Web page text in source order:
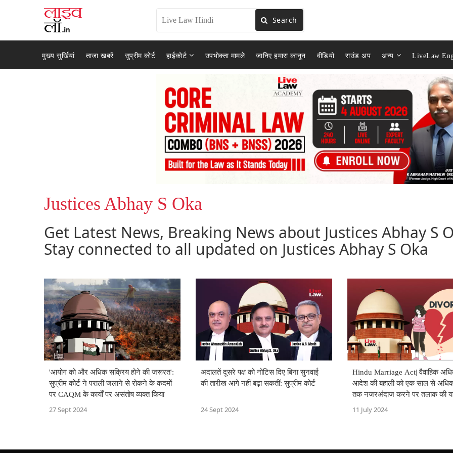
Search
मुख्य सुर्खियां ताजा खबरें सुप्रीम कोर्ट हाईकोर्ट उपभोक्ता मामले जानिए हमारा कानून वीडियो राउंड अप अन्य LiveLaw
Justices Abhay S Oka
Get Latest News, Breaking News about Justices Abhay S
Stay connected to all updated on Justices Abhay S Oka
'आयोग को और अधिक सक्रिय होने की जरूरत':
सुप्रीम कोर्ट ने पराली जलाने से रोकने के कदमों
पर CAQM के कार्यों पर असंतोष व्यक्त किया
27 Sept 2024
अदालतें दूसरे पक्ष को नोटिस दिए बिना सुनवाई
की तारीख आगे नहीं बढ़ा सकतीं: सुप्रीम कोर्ट
24 Sept 2024
Hindu Marriage Act| वैवाहिक
आदेश की बहाली को एक साल से
तक नजरअंदाज करने पर तलाक की
दायर की जा सकती है: सुप्रीम कोर्ट
11 July 2024